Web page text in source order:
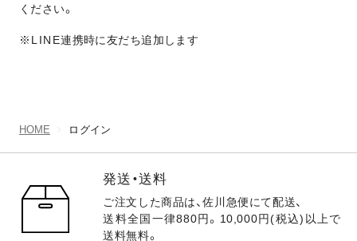
ください。
※LINE連携時に友だち追加します
HOME ログイン
発送・送料
ご注文した商品は、佐川急便にて配送、
送料全国一律880円。10,000円(税込)以上で
送料無料。